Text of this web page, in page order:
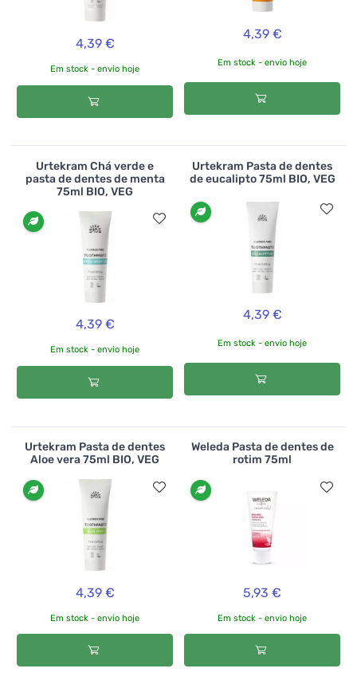
4,39 €
Em stock - envio hoje
4,39 €
Em stock - envio hoje
Urtekram Chá verde e
pasta de dentes de menta
75ml BIO, VEG
4,39 €
Em stock - envio hoje
Urtekram Pasta de dentes
de eucalipto 75ml BIO, VEG
4,39 €
Em stock - envio hoje
Urtekram Pasta de dentes
Aloe vera 75ml BIO, VEG
4,39 €
Em stock - envio hoje
Weleda Pasta de dentes de
rotim 75ml
5,93 €
Em stock - envio hoje